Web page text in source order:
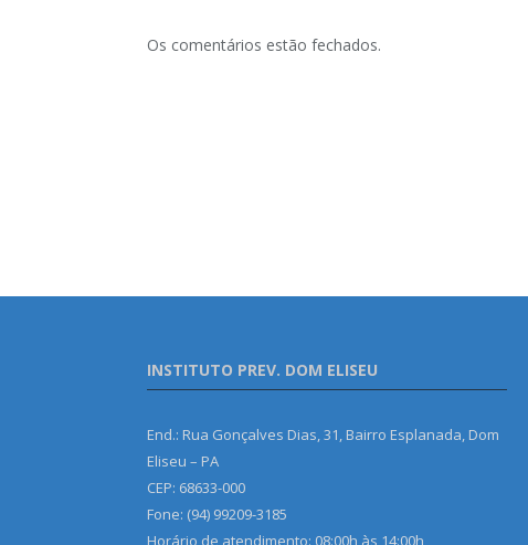
Os comentários estão fechados.
INSTITUTO PREV. DOM ELISEU
End.: Rua Gonçalves Dias, 31, Bairro Esplanada, Dom
Eliseu – PA
CEP: 68633-000
Fone: (94) 99209-3185
Horário de atendimento: 08:00h às 14:00h